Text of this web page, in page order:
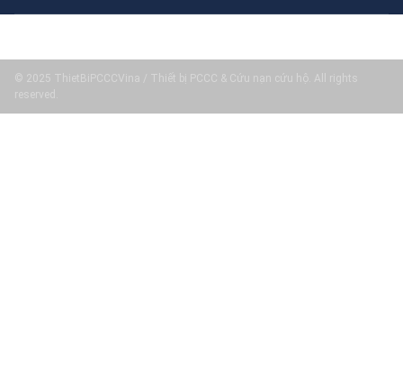
© 2025 ThietBiPCCCVina / Thiết bị PCCC & Cứu nạn cứu hộ. All rights
reserved.